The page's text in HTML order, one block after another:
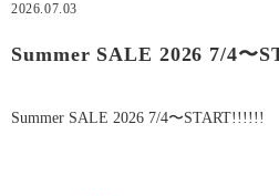
2026.07.03
Summer SALE 2026 7/4〜
Summer SALE 2026 7/4〜START!!!!!!